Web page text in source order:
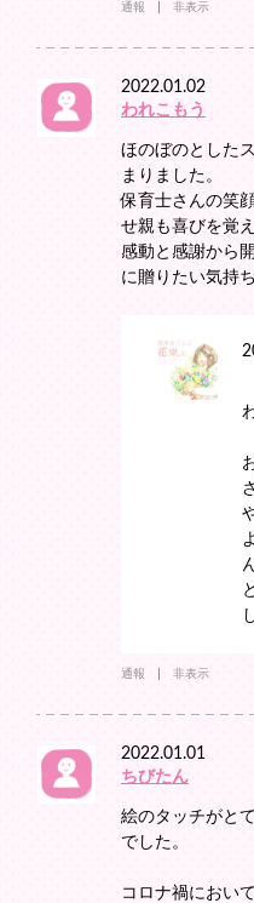
通報 非表示
2022.01.02
われこもう
ほのぼのとした
まりました。
保育士さんの笑
せ親も喜びを覚え
感動と感謝から
に贈りたい気持
通報 非表示
2022.01.01
ちびたん
絵のタッチがと
でした。
コロナ禍におい